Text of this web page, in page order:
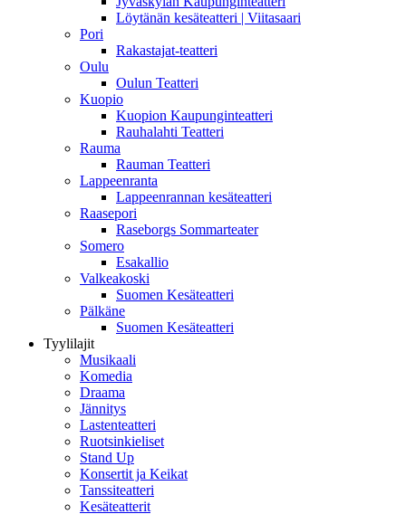
Löytänän kesäteatteri | Viitasaari
Pori
Rakastajat-teatteri
Oulu
Oulun Teatteri
Kuopio
Kuopion Kaupunginteatteri
Rauhalahti Teatteri
Rauma
Rauman Teatteri
Lappeenranta
Lappeenrannan kesäteatteri
Raasepori
Raseborgs Sommarteater
Somero
Esakallio
Valkeakoski
Suomen Kesäteatteri
Pälkäne
Suomen Kesäteatteri
Tyylilajit
Musikaali
Komedia
Draama
Jännitys
Lastenteatteri
Ruotsinkieliset
Stand Up
Konsertit ja Keikat
Tanssiteatteri
Kesäteatterit